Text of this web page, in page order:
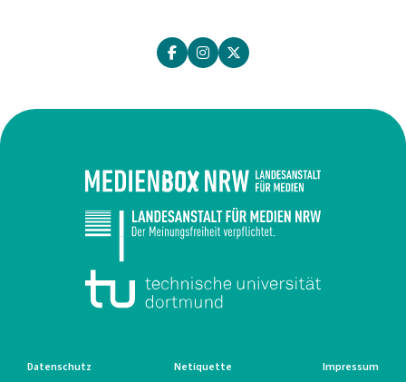
Datenschutz Netiquette Impressum